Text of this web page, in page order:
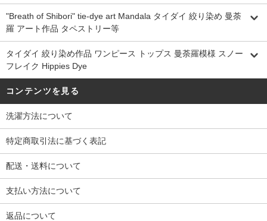
"Breath of Shibori" tie-dye art Mandala タイダイ 絞り染め 曼荼
羅 アート作品 タペストリー等
タイダイ 絞り染め作品 ワンピース トップス 曼荼羅模様 スノー
フレイク Hippies Dye
コンテンツを見る
洗濯方法について
特定商取引法に基づく表記
配送・送料について
支払い方法について
返品について